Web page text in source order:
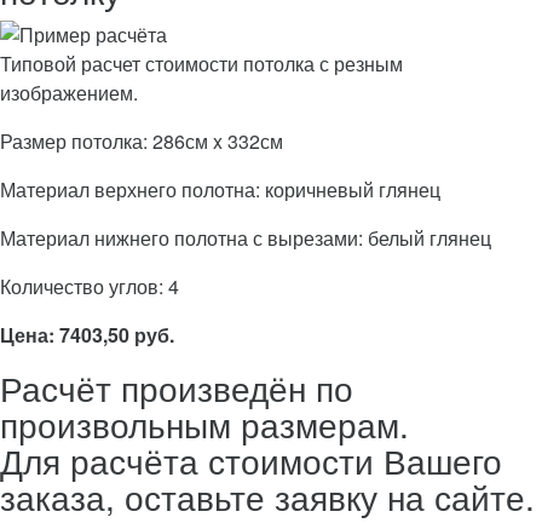
Типовой расчет стоимости потолка с резным
изображением.
Размер потолка: 286см x 332см
Материал верхнего полотна: коричневый глянец
Материал нижнего полотна с вырезами: белый глянец
Количество углов: 4
Цена: 7403,50 руб.
Расчёт произведён по
произвольным размерам.
Для расчёта стоимости Вашего
заказа, оставьте заявку на сайте.